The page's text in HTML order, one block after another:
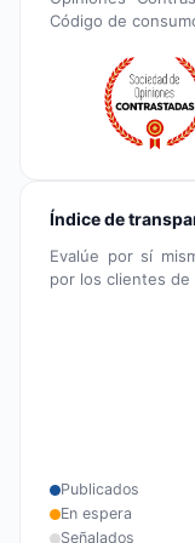
Código de
Índice de
Evalúe por sí
por los clientes
Publicados
En espera
Señalados